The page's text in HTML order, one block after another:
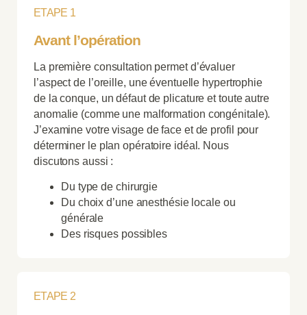
ETAPE 1
Avant l’opération
La première consultation permet d’évaluer
l’aspect de l’oreille, une éventuelle hypertrophie
de la conque, un défaut de plicature et toute autre
anomalie (comme une malformation congénitale).
J’examine votre visage de face et de profil pour
déterminer le plan opératoire idéal. Nous
discutons aussi :
Du type de chirurgie
Du choix d’une anesthésie locale ou
générale
Des risques possibles
ETAPE 2